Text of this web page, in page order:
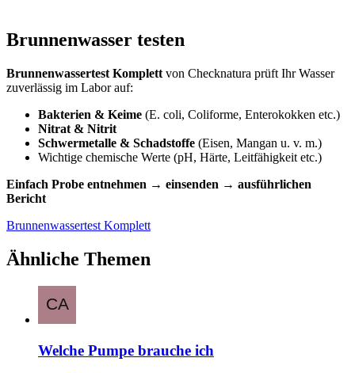
Brunnenwasser testen
Brunnenwassertest Komplett von Checknatura prüft Ihr Wasser
zuverlässig im Labor auf:
Bakterien & Keime (E. coli, Coliforme, Enterokokken etc.)
Nitrat & Nitrit
Schwermetalle & Schadstoffe (Eisen, Mangan u. v. m.)
Wichtige chemische Werte (pH, Härte, Leitfähigkeit etc.)
Einfach Probe entnehmen → einsenden → ausführlichen
Bericht
Brunnenwassertest Komplett
Ähnliche Themen
Welche Pumpe brauche ich